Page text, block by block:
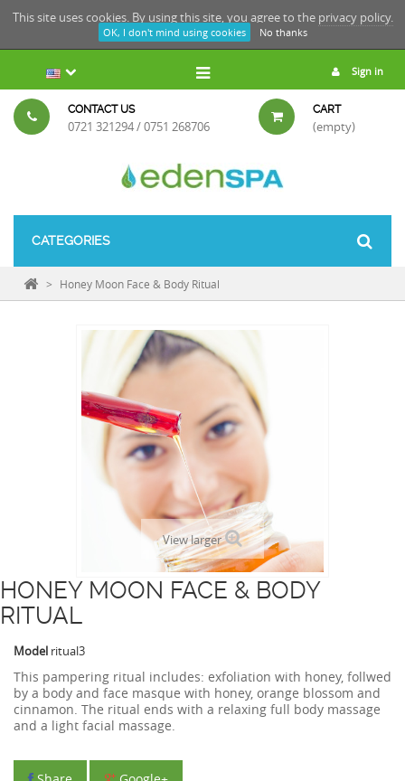
This site uses cookies. By using this site, you agree to the privacy policy.
OK, I don't mind using cookies No thanks
Sign in
CONTACT US
0721 321294 / 0751 268706
CART
(empty)
CATEGORIES
> Honey Moon Face & Body Ritual
View larger
HONEY MOON FACE & BODY
RITUAL
Model ritual3
This pampering ritual includes: exfoliation with honey, follwed
by a body and face masque with honey, orange blossom and
cinnamon. The ritual ends with a relaxing full body massage
and a light facial massage.